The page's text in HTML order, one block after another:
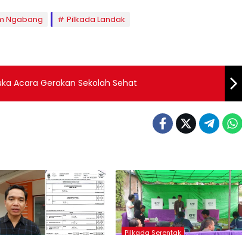
Ngabang Pilkada Landak
Acara Gerakan Sekolah Sehat
Pilkada Serentak